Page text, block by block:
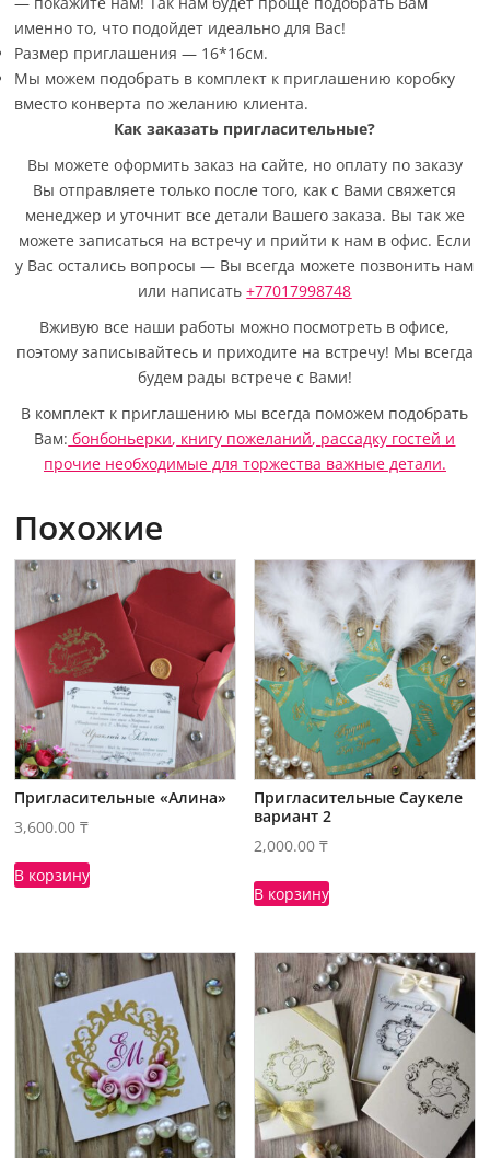
именно то, что подойдет идеально для Вас!
Размер приглашения — 16*16см.
Мы можем подобрать в комплект к приглашению коробку
вместо конверта по желанию клиента.
Как заказать пригласительные?
Вы можете оформить заказ на сайте, но оплату по заказу
Вы отправляете только после того, как с Вами свяжется
менеджер и уточнит все детали Вашего заказа. Вы так же
можете записаться на встречу и прийти к нам в офис. Если
у Вас остались вопросы — Вы всегда можете позвонить нам
или написать+77017998748
Вживую все наши работы можно посмотреть в офисе,
поэтому записывайтесь и приходите на встречу! Мы всегда
будем рады встрече с Вами!
В комплект к приглашению мы всегда поможем подобрать
Вам: бонбоньерки, книгу пожеланий, рассадку гостей и
прочие необходимые для торжества важные детали.
Похожие
Пригласительные «Алина»
3,600.00₸
В корзину
Пригласительные Саукеле
вариант 2
2,000.00₸
В корзину